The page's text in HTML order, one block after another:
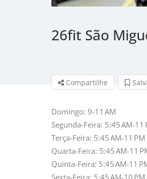
26fit São
Compartilhe
Domingo: 9-11 AM
Segunda-Feira: 5:45 AM-11
Terça-Feira: 5:45 AM-11 PM
Quarta-Feira: 5:45 AM-11
Quinta-Feira: 5:45 AM-11
Sexta-Feira: 5:45 AM-10 PM